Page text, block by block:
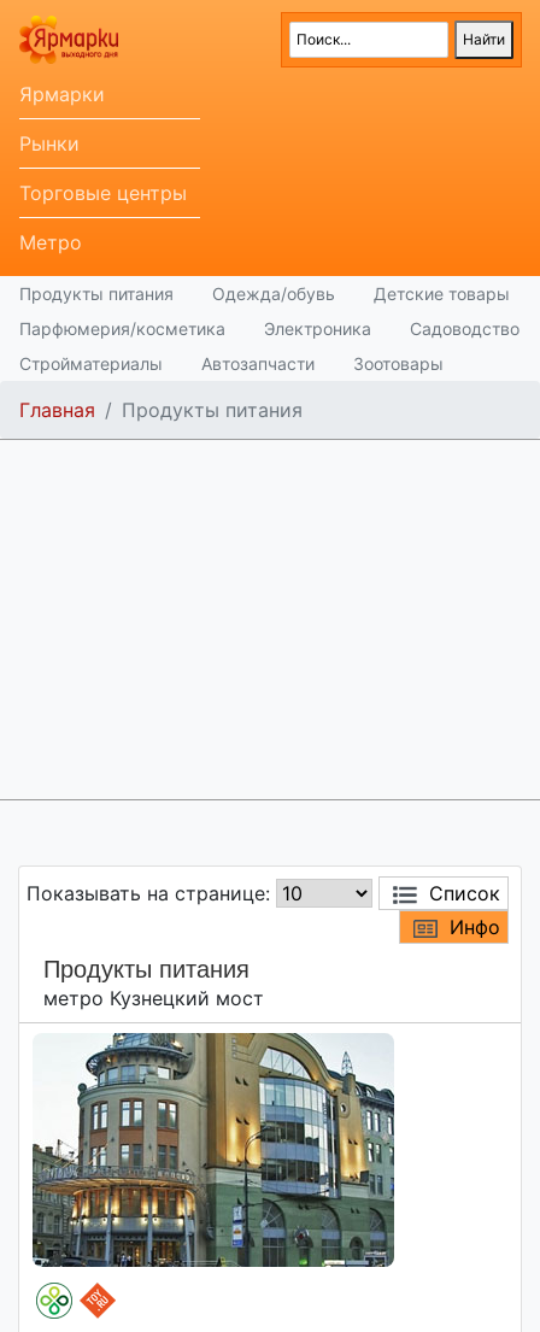
Ярмарки
Рынки
Торговые центры
Метро
Продукты питания Одежда/обувь
Детские товары
Парфюмерия/косметика
Электроника
Садоводство
Стройматериалы
Автозапчасти Зоотовары
Главная Продукты питания
Показывать на странице:
Список
Инфо
Продукты питания
метро Кузнецкий мост